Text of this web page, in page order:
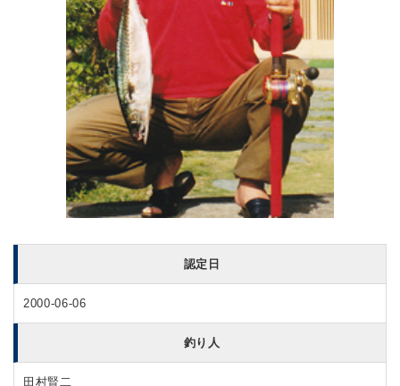
認定日
2000-06-06
釣り人
田村賢二